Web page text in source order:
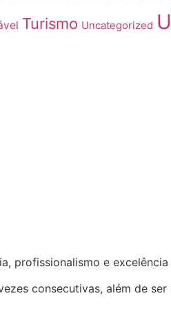
Turismo Uncategorized
profissionalismo e
consecutivas, além de